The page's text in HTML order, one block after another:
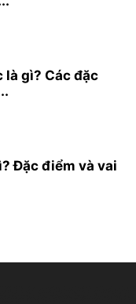
là gì? Các đặc
Đặc điểm và vai